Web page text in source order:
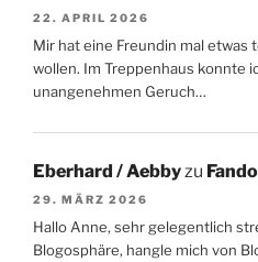
22. APRIL 2026
Mir hat eine Freundin mal etwas
wollen. Im Treppenhaus konnte
unangenehmen Geruch…
Eberhard / Aebbyzu
29. MÄRZ 2026
Hallo Anne, sehr gelegentlich
Blogosphäre, hangle mich von